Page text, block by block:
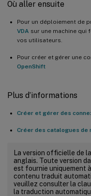
Où aller ensuite
Pour un déploiement de
VDA sur une machine qui
vos utilisateurs.
Pour créer et gérer une
OpenShift
Plus d’informations
Créer et gérer des
Créer des catalogues de
La version officielle de
anglais. Toute version
est fournie uniquement
contenu traduit
veuillez consulter la
la traduction